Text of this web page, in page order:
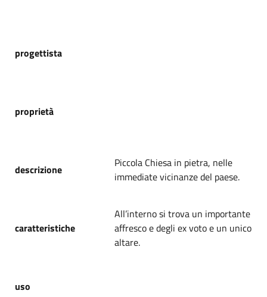
progettista
proprietà
descrizione
Piccola Chiesa in pietra, nelle
immediate vicinanze del paese.
caratteristiche
All’interno si trova un importante
affresco e degli ex voto e un unico
altare.
uso